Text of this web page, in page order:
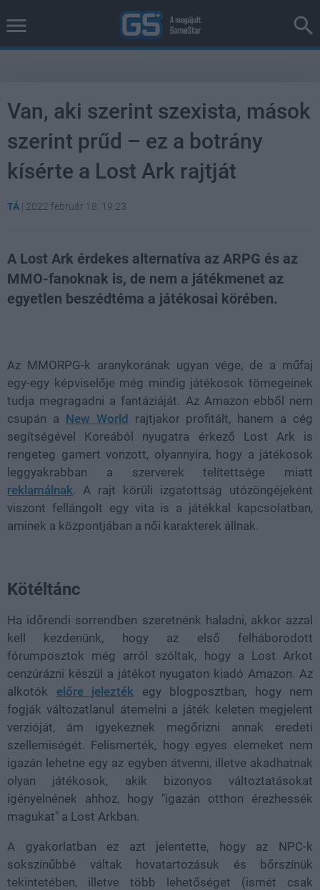
Van, aki szerint szexista, mások
szerint prűd – ez a botrány
kísérte a Lost Ark rajtját
TÁ | 2022 február 18. 19:23
A Lost Ark érdekes alternatíva az ARPG és az
MMO-fanoknak is, de nem a játékmenet az
egyetlen beszédtéma a játékosai körében.
Az MMORPG-k aranykorának ugyan vége, de a műfaj
egy-egy képviselője még mindig játékosok tömegeinek
tudja megragadni a fantáziáját. Az Amazon ebből nem
csupán a New World
rajtjakor profitált, hanem a cég
segítségével Koreából nyugatra érkező Lost Ark is
rengeteg gamert vonzott, olyannyira, hogy a játékosok
leggyakrabban a szerverek telítettsége miatt
reklamálnak. A rajt körüli izgatottság utózöngéjeként
viszont fellángolt egy vita is a játékkal kapcsolatban,
aminek a központjában a női karakterek állnak.
Kötéltánc
Ha időrendi sorrendben szeretnénk haladni, akkor azzal
kell kezdenünk, hogy az első felháborodott
fórumposztok még arról szóltak, hogy a Lost Arkot
cenzúrázni készül a játékot nyugaton kiadó Amazon. Az
alkotók előre jelezték egy blogposztban, hogy nem
fogják változatlanul átemelni a játék keleten megjelent
verzióját, ám igyekeznek megőrizni annak eredeti
szellemiségét. Felismerték, hogy egyes elemeket nem
igazán lehetne egy az egyben átvenni, illetve akadhatnak
olyan játékosok, akik bizonyos változtatásokat
igényelnének ahhoz, hogy "igazán otthon érezhessék
magukat" a Lost Arkban.
A gyakorlatban ez azt jelentette, hogy az NPC-k
sokszínűbbé váltak hovatartozásuk és bőrszínük
tekintetében, illetve több lehetőséget (ismét csak